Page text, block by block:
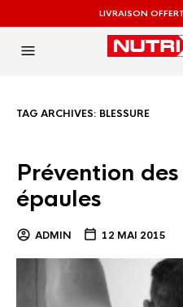
LIVRAISON
TAG ARCHIVES: BLESSURE
Prévention
épaules
ADMIN 12 MAI 2015